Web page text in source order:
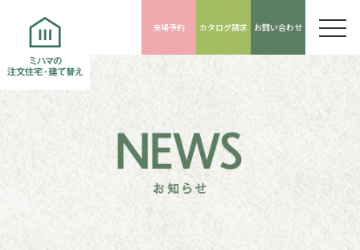
来場予約 カタログ請求 お問い合わせ